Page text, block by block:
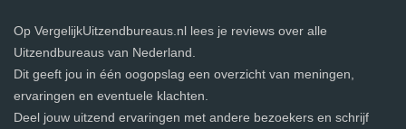
Op VergelijkUitzendbureaus.nl lees je reviews over alle
Uitzendbureaus van Nederland.
Dit geeft jou in één oogopslag een overzicht van meningen,
ervaringen en eventuele klachten.
Deel jouw uitzend ervaringen met andere bezoekers en schrijf